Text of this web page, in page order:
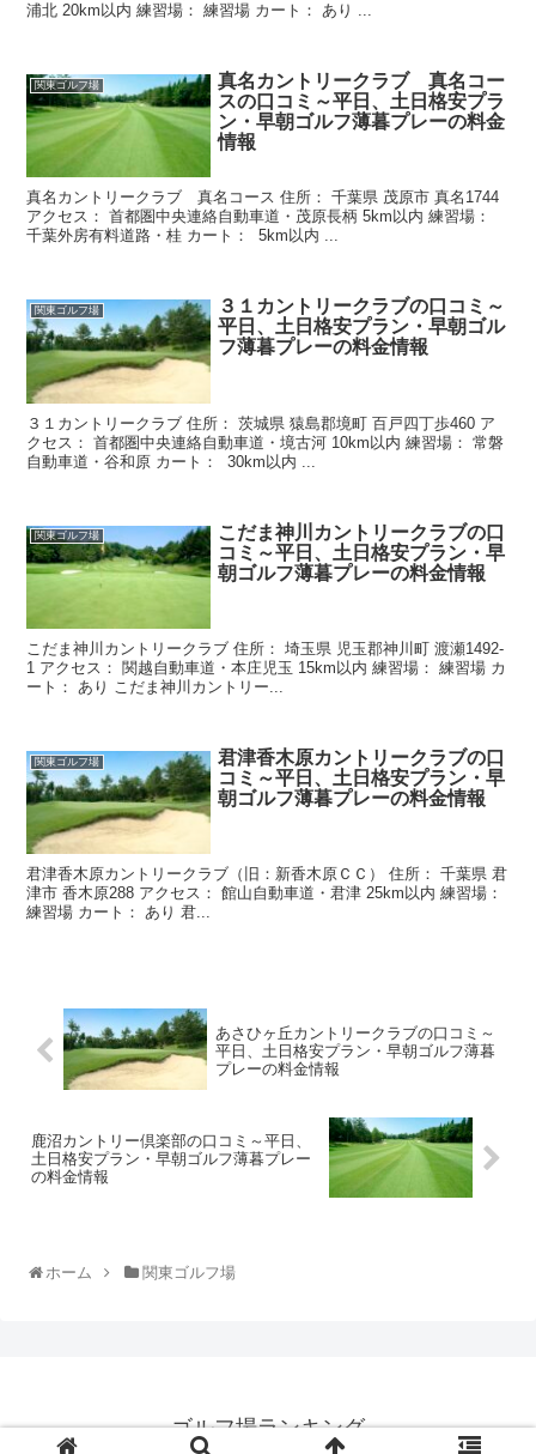
浦北 20km以内 練習場： 練習場 カート： あり ...
関東ゴルフ場
真名カントリークラブ 真名コー
スの口コミ～平日、土日格安プラ
ン・早朝ゴルフ薄暮プレーの料金
情報
真名カントリークラブ 真名コース 住所： 千葉県 茂原市 真名1744
アクセス： 首都圏中央連絡自動車道・茂原長柄 5km以内 練習場：
千葉外房有料道路・桂 カート： 5km以内 ...
関東ゴルフ場
３１カントリークラブの口コミ～
平日、土日格安プラン・早朝ゴル
フ薄暮プレーの料金情報
３１カントリークラブ 住所： 茨城県 猿島郡境町 百戸四丁歩460 ア
クセス： 首都圏中央連絡自動車道・境古河 10km以内 練習場： 常磐
自動車道・谷和原 カート： 30km以内 ...
関東ゴルフ場
こだま神川カントリークラブの口
コミ～平日、土日格安プラン・早
朝ゴルフ薄暮プレーの料金情報
こだま神川カントリークラブ 住所： 埼玉県 児玉郡神川町 渡瀬1492-
1 アクセス： 関越自動車道・本庄児玉 15km以内 練習場： 練習場 カ
ート： あり こだま神川カントリー...
関東ゴルフ場
君津香木原カントリークラブの口
コミ～平日、土日格安プラン・早
朝ゴルフ薄暮プレーの料金情報
君津香木原カントリークラブ（旧：新香木原ＣＣ） 住所： 千葉県 君
津市 香木原288 アクセス： 館山自動車道・君津 25km以内 練習場：
練習場 カート： あり 君...
あさひヶ丘カントリークラブの口コミ～
平日、土日格安プラン・早朝ゴルフ薄暮
プレーの料金情報
鹿沼カントリー倶楽部の口コミ～平日、
土日格安プラン・早朝ゴルフ薄暮プレー
の料金情報
ホーム 関東ゴルフ場
ゴルフ場ランキング